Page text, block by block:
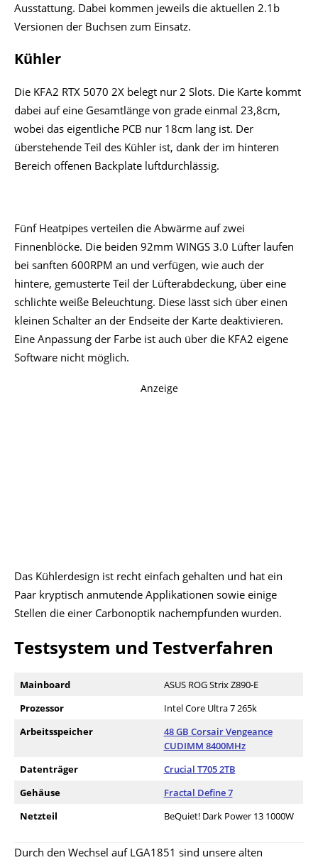
Ausstattung. Dabei kommen jeweils die aktuellen 2.1b
Versionen der Buchsen zum Einsatz.
Kühler
Die KFA2 RTX 5070 2X belegt nur 2 Slots. Die Karte kommt
dabei auf eine Gesamtlänge von grade einmal 23,8cm,
wobei das eigentliche PCB nur 18cm lang ist. Der
überstehende Teil des Kühler ist, dank der im hinteren
Bereich offenen Backplate luftdurchlässig.
Fünf Heatpipes verteilen die Abwärme auf zwei
Finnenblöcke. Die beiden 92mm WINGS 3.0 Lüfter laufen
bei sanften 600RPM an und verfügen, wie auch der
hintere, gemusterte Teil der Lüfterabdeckung, über eine
schlichte weiße Beleuchtung. Diese lässt sich über einen
kleinen Schalter an der Endseite der Karte deaktivieren.
Eine Anpassung der Farbe ist auch über die KFA2 eigene
Software nicht möglich.
Anzeige
Das Kühlerdesign ist recht einfach gehalten und hat ein
Paar kryptisch anmutende Applikationen sowie einige
Stellen die einer Carbonoptik nachempfunden wurden.
Testsystem und Testverfahren
Mainboard
ASUS ROG Strix Z890-E
Prozessor
Intel Core Ultra 7 265k
Arbeitsspeicher
48 GB Corsair Vengeance
CUDIMM 8400MHz
Datenträger
Crucial T705 2TB
Gehäuse
Fractal Define 7
Netzteil
BeQuiet! Dark Power 13 1000W
Durch den Wechsel auf LGA1851 sind unsere alten